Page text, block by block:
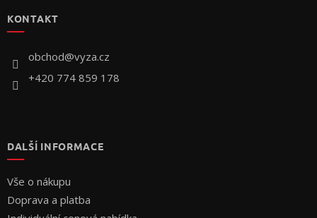
KONTAKT
obchod@vyza.cz
+420 774 859 178
DALŠÍ INFORMACE
Vše o nákupu
Doprava a platba